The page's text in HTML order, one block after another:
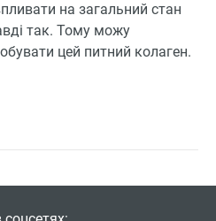
на загальний стан
так. Тому можу
цей питний колаген.